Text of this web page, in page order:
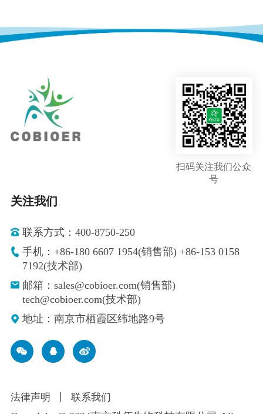
扫码关注我们公众
号
关注我们
联系方式：400-8750-250
手机：+86-180 6607 1954(销售部) +86-153 0158
7192(技术部)
邮箱：sales@cobioer.com(销售部)
tech@cobioer.com(技术部)
地址：南京市栖霞区纬地路9号
法律声明 联系我们